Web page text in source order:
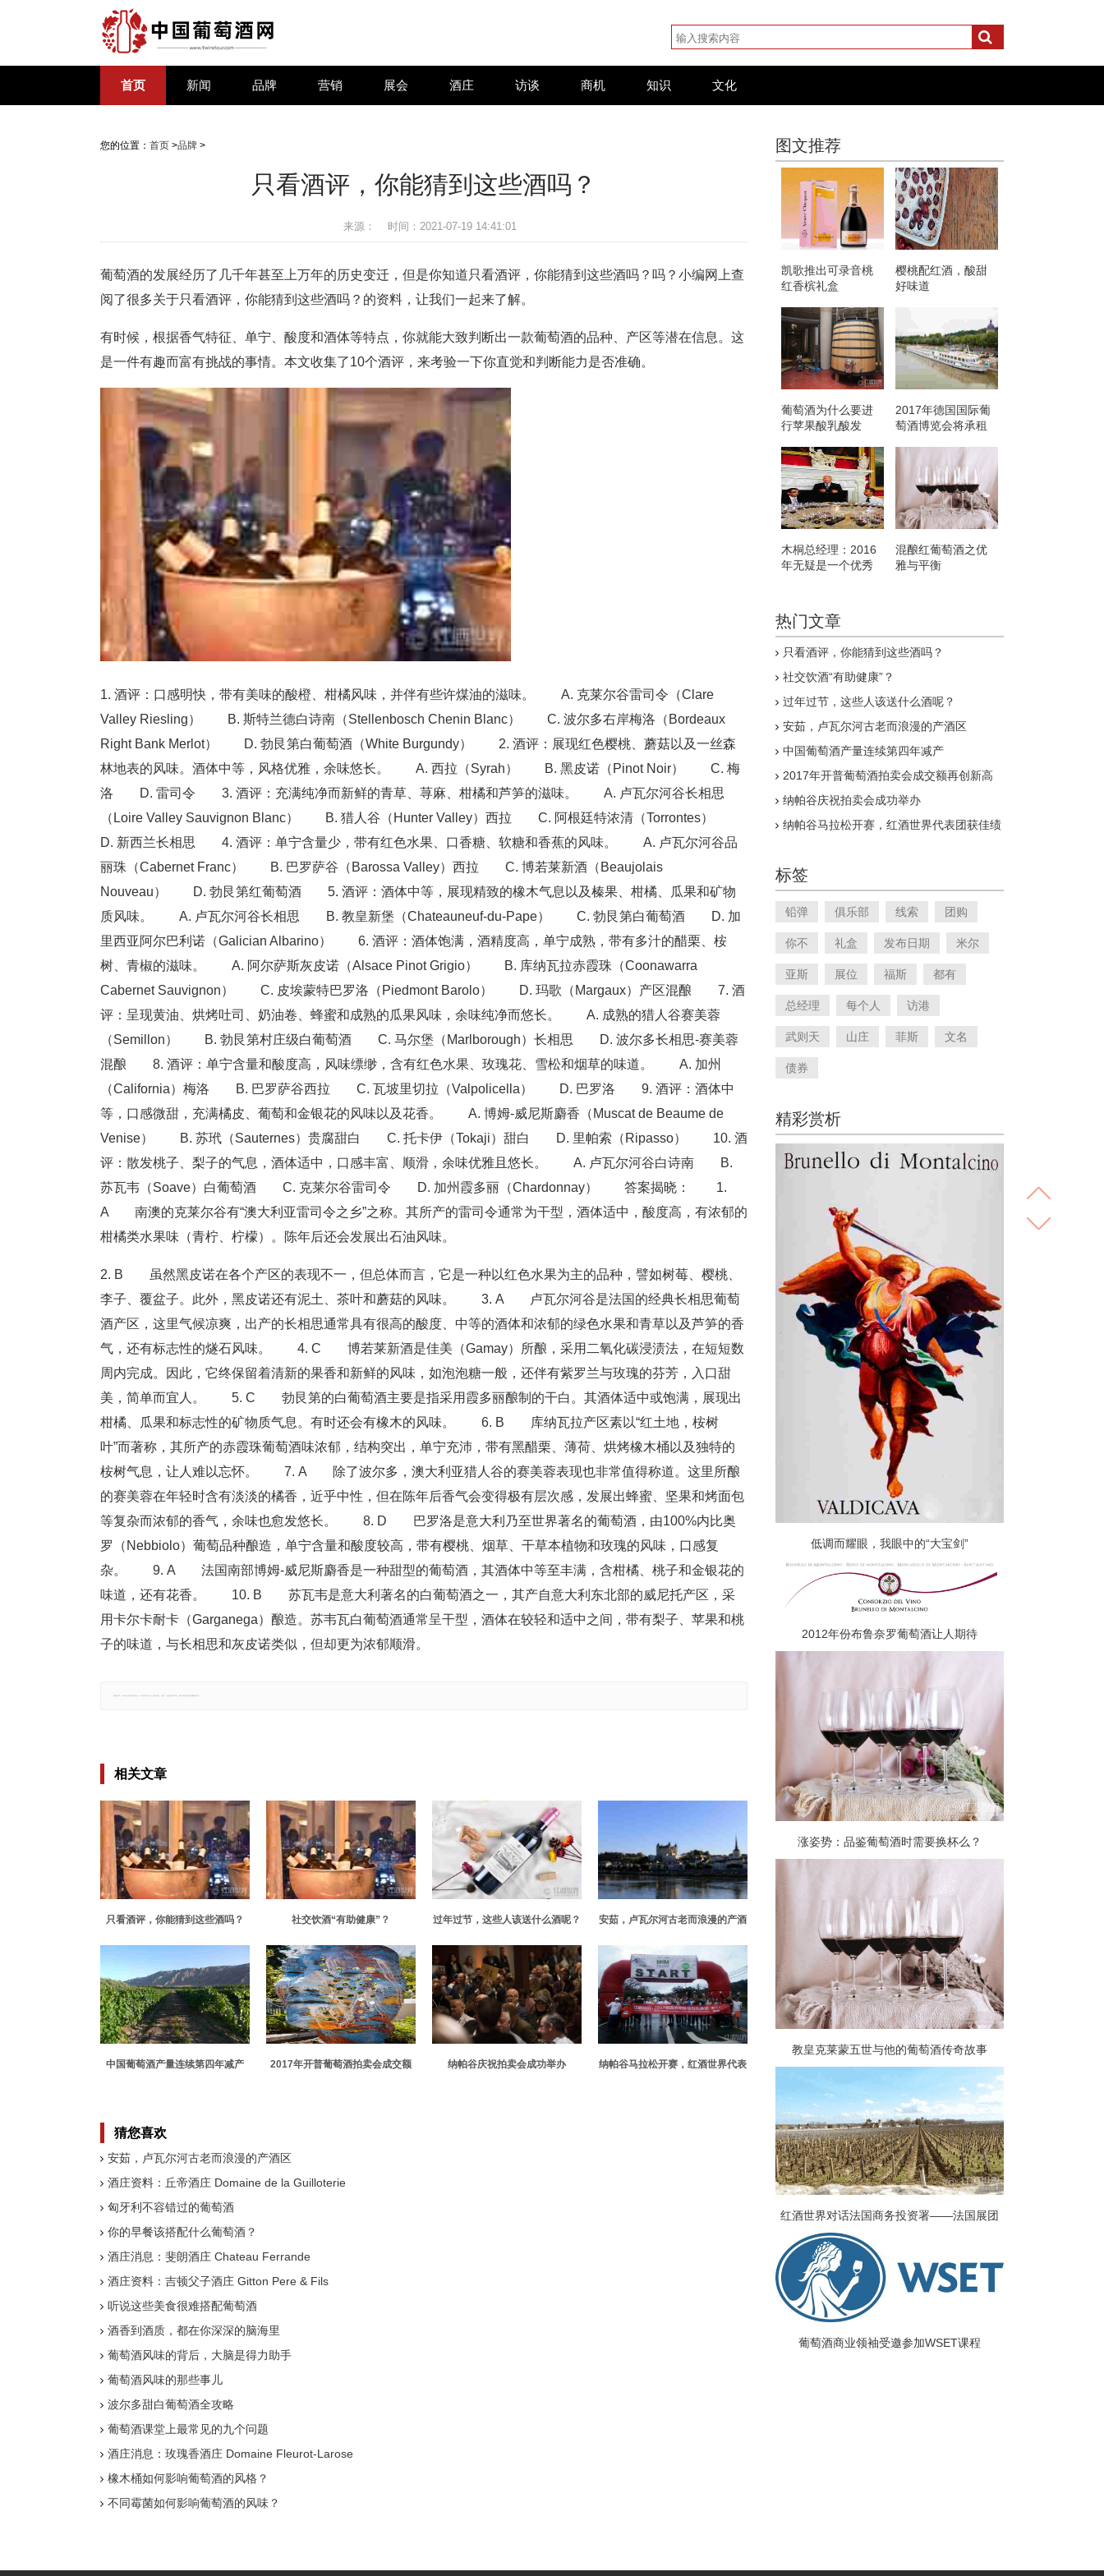
首页 新闻 品牌 营销 展会 酒庄 访谈 商机 知识 文化
您的位置： 首页 >品牌 >
只看酒评，你能猜到这些酒吗？
来源： 时间：2021-07-19 14:41:01
葡萄酒的发展经历了几千年甚至上万年的历史变迁，但是你知道只看酒评，你能猜到这些酒吗？吗？小编网上查
阅了很多关于只看酒评，你能猜到这些酒吗？的资料，让我们一起来了解。
有时候，根据香气特征、单宁、酸度和酒体等特点，你就能大致判断出一款葡萄酒的品种、产区等潜在信息。这
是一件有趣而富有挑战的事情。本文收集了10个酒评，来考验一下你直觉和判断能力是否准确。
1. 酒评：口感明快，带有美味的酸橙、柑橘风味，并伴有些许煤油的滋味。 A. 克莱尔谷雷司令（Clare
Valley Riesling） B. 斯特兰德白诗南（Stellenbosch Chenin Blanc） C. 波尔多右岸梅洛（Bordeaux
Right Bank Merlot） D. 勃艮第白葡萄酒（White Burgundy） 2. 酒评：展现红色樱桃、蘑菇以及一丝森
林地表的风味。酒体中等，风格优雅，余味悠长。 A. 西拉（Syrah） B. 黑皮诺（Pinot Noir） C. 梅
洛 D. 雷司令 3. 酒评：充满纯净而新鲜的青草、荨麻、柑橘和芦笋的滋味。 A. 卢瓦尔河谷长相思
（Loire Valley Sauvignon Blanc） B. 猎人谷（Hunter Valley）西拉 C. 阿根廷特浓清（Torrontes）
D. 新西兰长相思 4. 酒评：单宁含量少，带有红色水果、口香糖、软糖和香蕉的风味。 A. 卢瓦尔河谷品
丽珠（Cabernet Franc） B. 巴罗萨谷（Barossa Valley）西拉 C. 博若莱新酒（Beaujolais
Nouveau） D. 勃艮第红葡萄酒 5. 酒评：酒体中等，展现精致的橡木气息以及榛果、柑橘、瓜果和矿物
质风味。 A. 卢瓦尔河谷长相思 B. 教皇新堡（Chateauneuf-du-Pape） C. 勃艮第白葡萄酒 D. 加
里西亚阿尔巴利诺（Galician Albarino） 6. 酒评：酒体饱满，酒精度高，单宁成熟，带有多汁的醋栗、桉
树、青椒的滋味。 A. 阿尔萨斯灰皮诺（Alsace Pinot Grigio） B. 库纳瓦拉赤霞珠（Coonawarra
Cabernet Sauvignon） C. 皮埃蒙特巴罗洛（Piedmont Barolo） D. 玛歌（Margaux）产区混酿 7. 酒
评：呈现黄油、烘烤吐司、奶油卷、蜂蜜和成熟的瓜果风味，余味纯净而悠长。 A. 成熟的猎人谷赛美蓉
（Semillon） B. 勃艮第村庄级白葡萄酒 C. 马尔堡（Marlborough）长相思 D. 波尔多长相思-赛美蓉
混酿 8. 酒评：单宁含量和酸度高，风味缥缈，含有红色水果、玫瑰花、雪松和烟草的味道。 A. 加州
（California）梅洛 B. 巴罗萨谷西拉 C. 瓦坡里切拉（Valpolicella） D. 巴罗洛 9. 酒评：酒体中
等，口感微甜，充满橘皮、葡萄和金银花的风味以及花香。 A. 博姆-威尼斯麝香（Muscat de Beaume de
Venise） B. 苏玳（Sauternes）贵腐甜白 C. 托卡伊（Tokaji）甜白 D. 里帕索（Ripasso） 10. 酒
评：散发桃子、梨子的气息，酒体适中，口感丰富、顺滑，余味优雅且悠长。 A. 卢瓦尔河谷白诗南 B.
苏瓦韦（Soave）白葡萄酒 C. 克莱尔谷雷司令 D. 加州霞多丽（Chardonnay） 答案揭晓： 1.
A 南澳的克莱尔谷有“澳大利亚雷司令之乡”之称。其所产的雷司令通常为干型，酒体适中，酸度高，有浓郁的
柑橘类水果味（青柠、柠檬）。陈年后还会发展出石油风味。
2. B 虽然黑皮诺在各个产区的表现不一，但总体而言，它是一种以红色水果为主的品种，譬如树莓、樱桃、
李子、覆盆子。此外，黑皮诺还有泥土、茶叶和蘑菇的风味。 3. A 卢瓦尔河谷是法国的经典长相思葡萄
酒产区，这里气候凉爽，出产的长相思通常具有很高的酸度、中等的酒体和浓郁的绿色水果和青草以及芦笋的香
气，还有标志性的燧石风味。 4. C 博若莱新酒是佳美（Gamay）所酿，采用二氧化碳浸渍法，在短短数
周内完成。因此，它终保留着清新的果香和新鲜的风味，如泡泡糖一般，还伴有紫罗兰与玫瑰的芬芳，入口甜
美，简单而宜人。 5. C 勃艮第的白葡萄酒主要是指采用霞多丽酿制的干白。其酒体适中或饱满，展现出
柑橘、瓜果和标志性的矿物质气息。有时还会有橡木的风味。 6. B 库纳瓦拉产区素以“红土地，桉树
叶”而著称，其所产的赤霞珠葡萄酒味浓郁，结构突出，单宁充沛，带有黑醋栗、薄荷、烘烤橡木桶以及独特的
桉树气息，让人难以忘怀。 7. A 除了波尔多，澳大利亚猎人谷的赛美蓉表现也非常值得称道。这里所酿
的赛美蓉在年轻时含有淡淡的橘香，近乎中性，但在陈年后香气会变得极有层次感，发展出蜂蜜、坚果和烤面包
等复杂而浓郁的香气，余味也愈发悠长。 8. D 巴罗洛是意大利乃至世界著名的葡萄酒，由100%内比奥
罗（Nebbiolo）葡萄品种酿造，单宁含量和酸度较高，带有樱桃、烟草、干草本植物和玫瑰的风味，口感复
杂。 9. A 法国南部博姆-威尼斯麝香是一种甜型的葡萄酒，其酒体中等至丰满，含柑橘、桃子和金银花的
味道，还有花香。 10. B 苏瓦韦是意大利著名的白葡萄酒之一，其产自意大利东北部的威尼托产区，采
用卡尔卡耐卡（Garganega）酿造。苏韦瓦白葡萄酒通常呈干型，酒体在较轻和适中之间，带有梨子、苹果和桃
子的味道，与长相思和灰皮诺类似，但却更为浓郁顺滑。
相关文章
只看酒评，你能猜到这些酒吗？ 社交饮酒“有助健康”？ 过年过节，这些人该送什么酒呢？
安茹，卢瓦尔河古老而浪漫的产酒
中国葡萄酒产量连续第四年减产
2017年开普葡萄酒拍卖会成交额
纳帕谷庆祝拍卖会成功举办
纳帕谷马拉松开赛，红酒世界代表
猜您喜欢
安茹，卢瓦尔河古老而浪漫的产酒区
酒庄资料：丘帝酒庄 Domaine de la Guilloterie
匈牙利不容错过的葡萄酒
你的早餐该搭配什么葡萄酒？
酒庄消息：斐朗酒庄 Chateau Ferrande
酒庄资料：吉顿父子酒庄 Gitton Pere & Fils
听说这些美食很难搭配葡萄酒
酒香到酒质，都在你深深的脑海里
葡萄酒风味的背后，大脑是得力助手
葡萄酒风味的那些事儿
波尔多甜白葡萄酒全攻略
葡萄酒课堂上最常见的九个问题
酒庄消息：玫瑰香酒庄 Domaine Fleurot-Larose
橡木桶如何影响葡萄酒的风格？
不同霉菌如何影响葡萄酒的风味？
图文推荐
凯歌推出可录音桃
红香槟礼盒
樱桃配红酒，酸甜
好味道
葡萄酒为什么要进
行苹果酸乳酸发
2017年德国国际葡
萄酒博览会将承租
木桐总经理：2016
年无疑是一个优秀
混酿红葡萄酒之优
雅与平衡
热门文章
只看酒评，你能猜到这些酒吗？
社交饮酒“有助健康”？
过年过节，这些人该送什么酒呢？
安茹，卢瓦尔河古老而浪漫的产酒区
中国葡萄酒产量连续第四年减产
2017年开普葡萄酒拍卖会成交额再创新高
纳帕谷庆祝拍卖会成功举办
纳帕谷马拉松开赛，红酒世界代表团获佳绩
标签
铅弹 俱乐部 线索 团购
你不 礼盒 发布日期 米尔
亚斯 展位 福斯 都有
总经理 每个人 访港
武则天 山庄 菲斯 文名
债券
精彩赏析
低调而耀眼，我眼中的“大宝剑”
2012年份布鲁奈罗葡萄酒让人期待
涨姿势：品鉴葡萄酒时需要换杯么？
教皇克莱蒙五世与他的葡萄酒传奇故事
红酒世界对话法国商务投资署——法国展团
葡萄酒商业领袖受邀参加WSET课程